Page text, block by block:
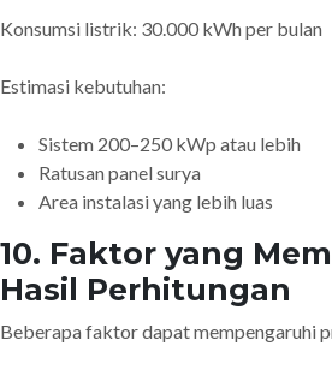
Konsumsi listrik: 30.000 kWh per bulan
Estimasi kebutuhan:
Sistem 200–250 kWp atau lebih
Ratusan panel surya
Area instalasi yang lebih luas
10. Faktor yang
Hasil Perhitungan
Beberapa faktor dapat mempengaruhi